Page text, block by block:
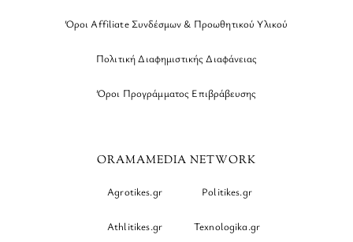
Όροι Affiliate Συνδέσμων & Προωθητικού Υλικού
Πολιτική Διαφημιστικής Διαφάνειας
Όροι Προγράμματος Επιβράβευσης
ORAMAMEDIA NETWORK
Agrotikes.gr Politikes.gr
Athlitikes.gr Texnologika.gr